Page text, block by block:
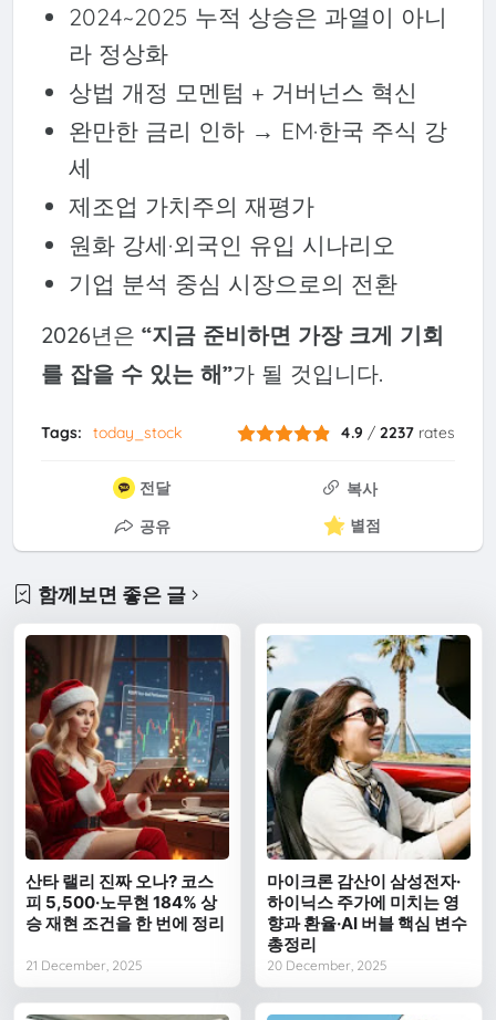
2024~2025 누적 상승은 과열이 아니
라 정상화
상법 개정 모멘텀 + 거버넌스 혁신
완만한 금리 인하 → EM·한국 주식 강
세
제조업 가치주의 재평가
원화 강세·외국인 유입 시나리오
기업 분석 중심 시장으로의 전환
2026년은 “지금 준비하면 가장 크게 기회
를 잡을 수 있는 해”가 될 것입니다.
Tags: today_stock 4.9 /2237 rates
전달
복사
공유
별점
함께보면 좋은 글
산타 랠리 진짜 오나? 코스
피 5,500·노무현 184% 상
승 재현 조건을 한 번에 정리
21 December, 2025
마이크론 감산이 삼성전자·
하이닉스 주가에 미치는 영
향과 환율·AI 버블 핵심 변수
총정리
20 December, 2025